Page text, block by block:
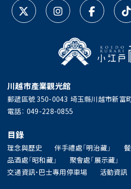
川越市產業觀光館
郵遞區號 350-0043 埼玉縣川越市新富
電話： 049-228-0855
目錄
理念與歷史 伴手禮處「明治藏」
品酒處「昭和藏」
聚會處「展示藏」
交通資訊・巴士專用停車場
活動資訊